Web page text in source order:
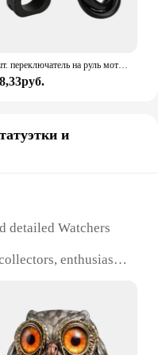
1 шт. переключатель на руль мотоцикла 7/8 дюйма 22 мм Кнопка ВКЛ./ВЫКЛ. Водонепроницаемый 12 В для мотоцикла фары стоп-сигналы противотуманные аксессуары
и
detailed Watchers
enthusiasts,
miniatures, part
Comes in
preferences